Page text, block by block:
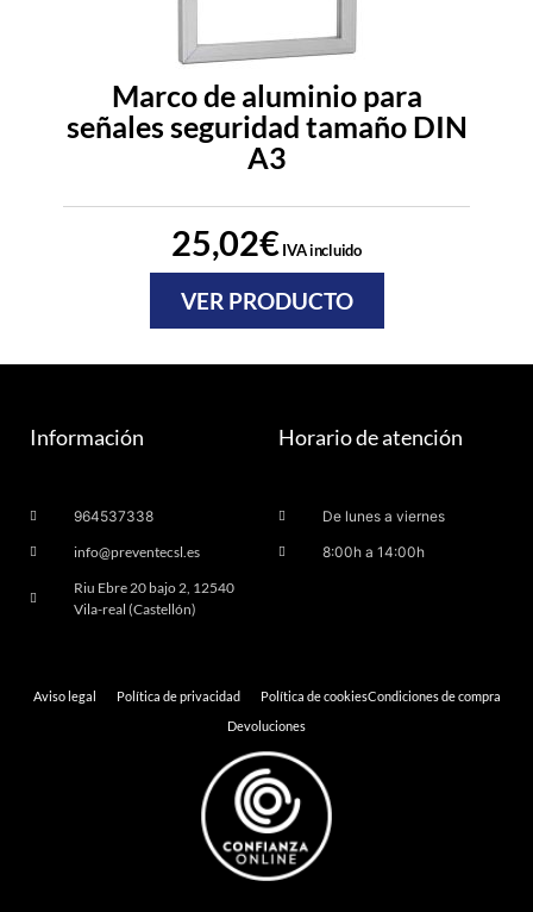
Marco de aluminio para
señales seguridad tamaño DIN
A3
25,02€IVA incluido
VER PRODUCTO
Información
964537338
info@preventecsl.es
Riu Ebre 20 bajo 2, 12540
Vila-real (Castellón)
Horario de atención
De lunes a viernes
8:00h a 14:00h
Aviso legal Política de privacidad Política de cookiesCondiciones de compra
Devoluciones